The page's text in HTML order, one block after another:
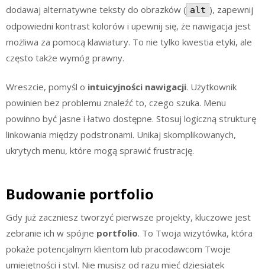
dodawaj alternatywne teksty do obrazków ( alt ), zapewnij
odpowiedni kontrast kolorów i upewnij się, że nawigacja jest
możliwa za pomocą klawiatury. To nie tylko kwestia etyki, ale
często także wymóg prawny.
Wreszcie, pomyśl o intuicyjności nawigacji. Użytkownik
powinien bez problemu znaleźć to, czego szuka. Menu
powinno być jasne i łatwo dostępne. Stosuj logiczną strukturę
linkowania między podstronami. Unikaj skomplikowanych,
ukrytych menu, które mogą sprawić frustrację.
Budowanie portfolio
Gdy już zaczniesz tworzyć pierwsze projekty, kluczowe jest
zebranie ich w spójne portfolio. To Twoja wizytówka, która
pokaże potencjalnym klientom lub pracodawcom Twoje
umiejętności i styl. Nie musisz od razu mieć dziesiątek